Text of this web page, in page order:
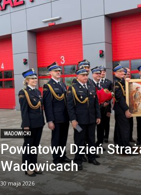
WADOWICKI
Powiatowy Dzień
Wadowicach
30 maja 2026